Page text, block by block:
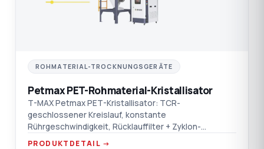
ROHMATERIAL-TROCKNUNGSGERÄTE
Petmax PET-Rohmaterial-Kristallisator
T-MAX Petmax PET-Kristallisator: TCR-
geschlossener Kreislauf, konstante
Rührgeschwindigkeit, Rücklauffilter + Zyklon-
Staubsammler, doppelter Übertemperaturschutz.
PRODUKTDETAIL →